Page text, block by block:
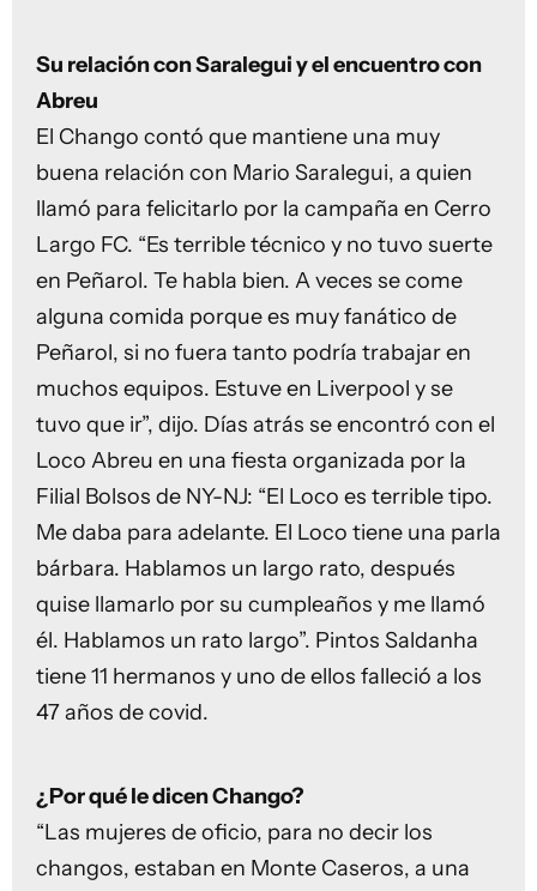
Su relación con Saralegui y el encuentro con
Abreu
El Chango contó que mantiene una muy
buena relación con Mario Saralegui, a quien
llamó para felicitarlo por la campaña en Cerro
Largo FC. “Es terrible técnico y no tuvo suerte
en Peñarol. Te habla bien. A veces se come
alguna comida porque es muy fanático de
Peñarol, si no fuera tanto podría trabajar en
muchos equipos. Estuve en Liverpool y se
tuvo que ir”, dijo. Días atrás se encontró con el
Loco Abreu en una fiesta organizada por la
Filial Bolsos de NY-NJ: “El Loco es terrible tipo.
Me daba para adelante. El Loco tiene una parla
bárbara. Hablamos un largo rato, después
quise llamarlo por su cumpleaños y me llamó
él. Hablamos un rato largo”. Pintos Saldanha
tiene 11 hermanos y uno de ellos falleció a los
47 años de covid.
¿Por qué le dicen Chango?
“Las mujeres de oficio, para no decir los
changos, estaban en Monte Caseros, a una